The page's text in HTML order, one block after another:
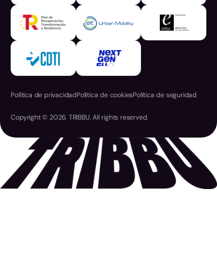
Política de privacidadPolítica de cookiesPolítica de seguridad
Copyright © 2026. TRIBBU. All rights reserved.